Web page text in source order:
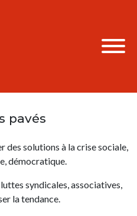
pavés
des solutions à la crise sociale,
démocratique.
syndicales, associatives,
la tendance.